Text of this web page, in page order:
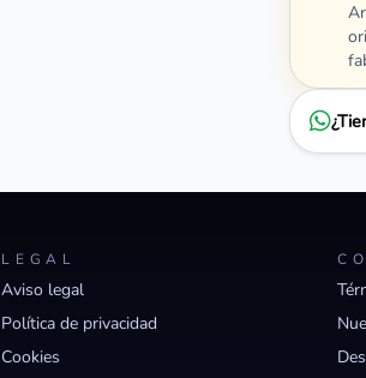
LEGAL
Aviso legal
Política de privacidad
Cookies